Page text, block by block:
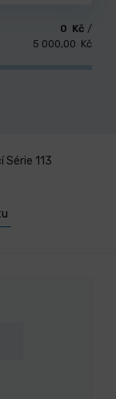
0 Kč /
5 000,00 Kč
113